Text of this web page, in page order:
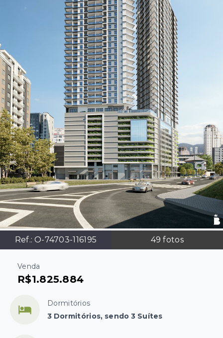
Ref.: O-74703-116195 49 fotos
Venda
R$1.825.884
Dormitórios
3 Dormitórios, sendo 3 Suítes